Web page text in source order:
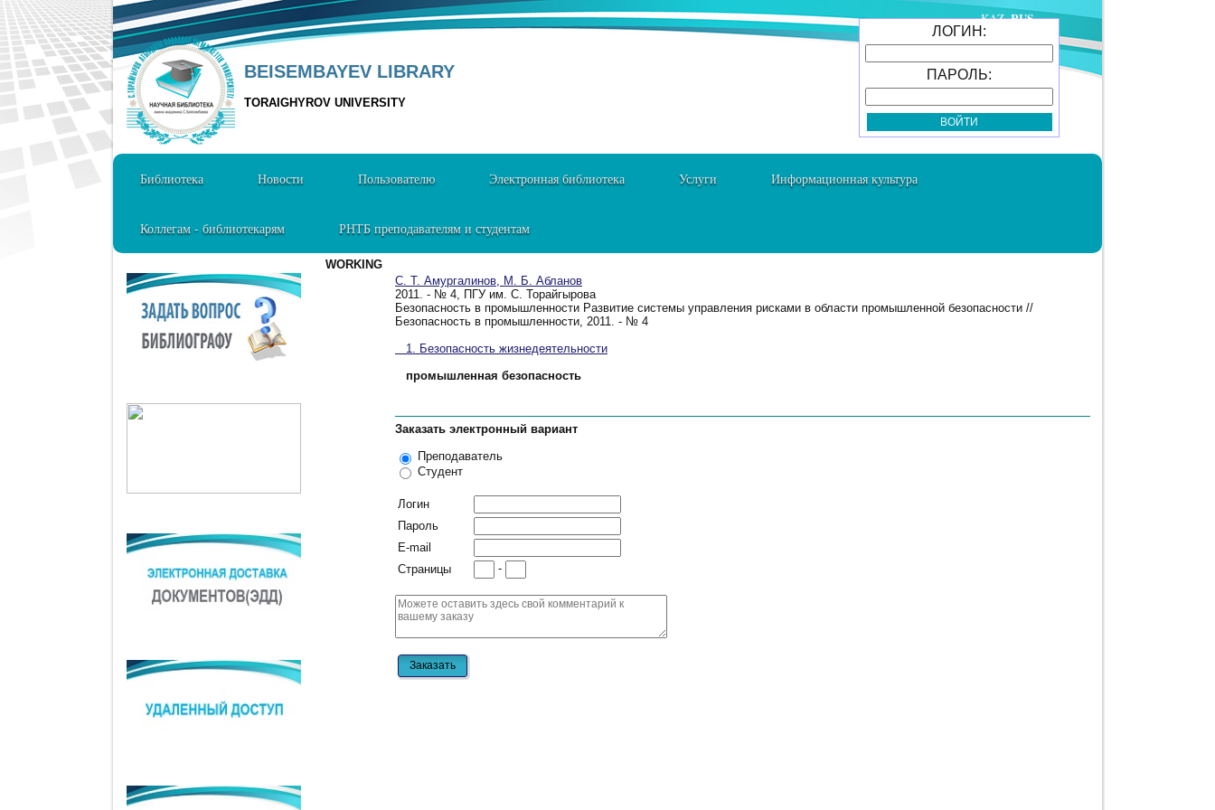
BEISEMBAYEV LIBRARY
TORAIGHYROV UNIVERSITY
ЛОГИН:
ПАРОЛЬ:
KAZ RUS
Библиотека Новости Пользователю Электронная библиотека Услуги Информационная культура
Коллегам - библиотекарям РНТБ преподавателям и студентам
WORKING
С. Т. Амургалинов, М. Б. Абланов
2011. - № 4, ПГУ им. С. Торайгырова
Безопасность в промышленности Развитие системы управления рисками в области промышленной безопасности //
Безопасность в промышленности, 2011. - № 4
1. Безопасность жизнедеятельности
промышленная безопасность
Заказать электронный вариант
Преподаватель
Студент
Логин
Пароль
E-mail
Страницы
-